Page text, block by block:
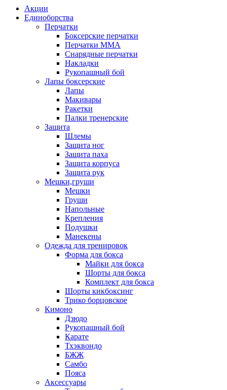
Акции
Единоборства
Перчатки
Боксерские перчатки
Перчатки ММА
Снарядные перчатки
Накладки
Рукопашный бой
Лапы боксерские
Лапы
Макивары
Ракетки
Палки тренерские
Защита
Шлемы
Защита ног
Защита паха
Защита корпуса
Защита рук
Мешки,груши
Мешки
Груши
Напольные
Крепления
Подушки
Манекены
Одежда для тренировок
Форма для бокса
Майки для бокса
Шорты для бокса
Комплект для бокса
Шорты кикбоксинг
Трико борцовское
Кимоно
Дзюдо
Рукопашный бой
Карате
Тхэквондо
БЖЖ
Самбо
Пояса
Аксессуары